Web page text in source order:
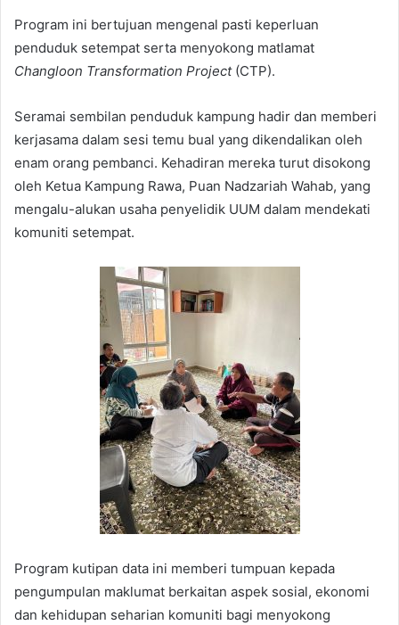
Program ini bertujuan mengenal pasti keperluan
penduduk setempat serta menyokong matlamat
Changloon Transformation Project(CTP).
Seramai sembilan penduduk kampung hadir dan memberi
kerjasama dalam sesi temu bual yang dikendalikan oleh
enam orang pembanci. Kehadiran mereka turut disokong
oleh Ketua Kampung Rawa, Puan Nadzariah Wahab, yang
mengalu-alukan usaha penyelidik UUM dalam mendekati
komuniti setempat.
Program kutipan data ini memberi tumpuan kepada
pengumpulan maklumat berkaitan aspek sosial, ekonomi
dan kehidupan seharian komuniti bagi menyokong